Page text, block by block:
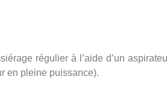
régulier à l’aide d’un
en pleine puissance).